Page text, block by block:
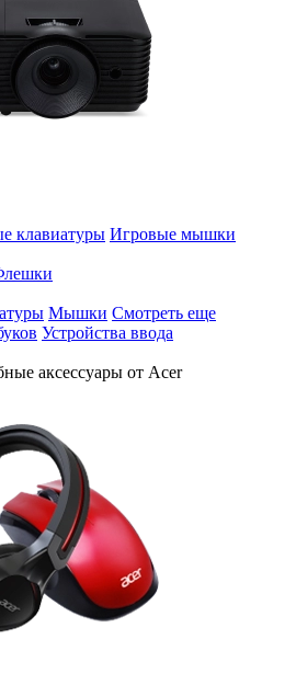
клавиатуры Игровые мышки
Мышки Смотреть еще
Устройства ввода
аксессуары от Acer